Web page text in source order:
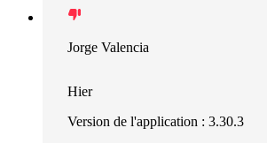
Jorge Valencia
Hier
Version de l'application : 3.30.3